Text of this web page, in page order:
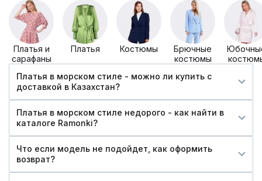
Платья и
сарафаны
Платья Костюмы
Брючные
костюмы
Платья в морском стиле - можно ли купить c
доставкой в Казахстан?
Платья в морском стиле недорого - как найти в
каталоге Ramonki?
Что если модель не подойдет, как оформить
возврат?